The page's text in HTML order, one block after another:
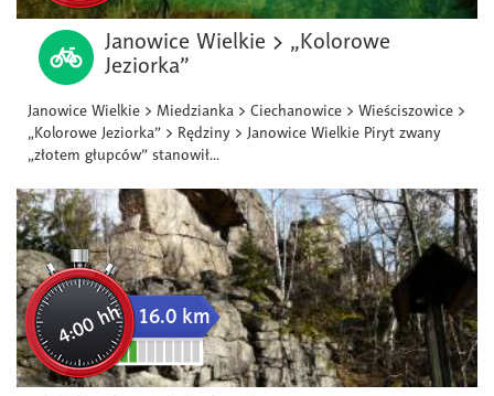
Janowice Wielkie > „Kolorowe
Jeziorka”
Janowice Wielkie > Miedzianka > Ciechanowice > Wieściszowice >
„Kolorowe Jeziorka” > Rędziny > Janowice Wielkie Piryt zwany
„złotem głupców” stanowił...
4:00 hh 16.0 km